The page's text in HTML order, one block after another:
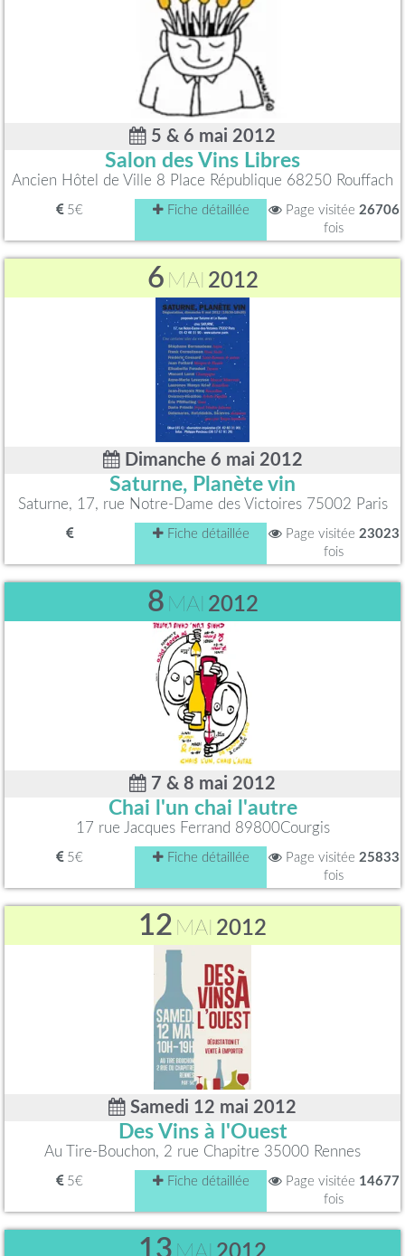
5 & 6 mai 2012
Salon des Vins Libres
Ancien Hôtel de Ville 8 Place République 68250 Rouffach
5€ Fiche détaillée Page visitée 26706
fois
6 MAI 2012
Dimanche 6 mai 2012
Saturne, Planète vin
Saturne, 17, rue Notre-Dame des Victoires 75002 Paris
Fiche détaillée Page visitée 23023
fois
8 MAI 2012
7 & 8 mai 2012
Chai l'un chai l'autre
17 rue Jacques Ferrand 89800Courgis
5€ Fiche détaillée Page visitée 25833
fois
12 MAI 2012
Samedi 12 mai 2012
Des Vins à l'Ouest
Au Tire-Bouchon, 2 rue Chapitre 35000 Rennes
5€ Fiche détaillée Page visitée 14677
fois
13